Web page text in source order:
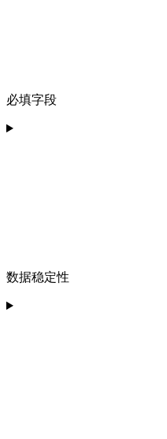
必填字段
数据稳定性